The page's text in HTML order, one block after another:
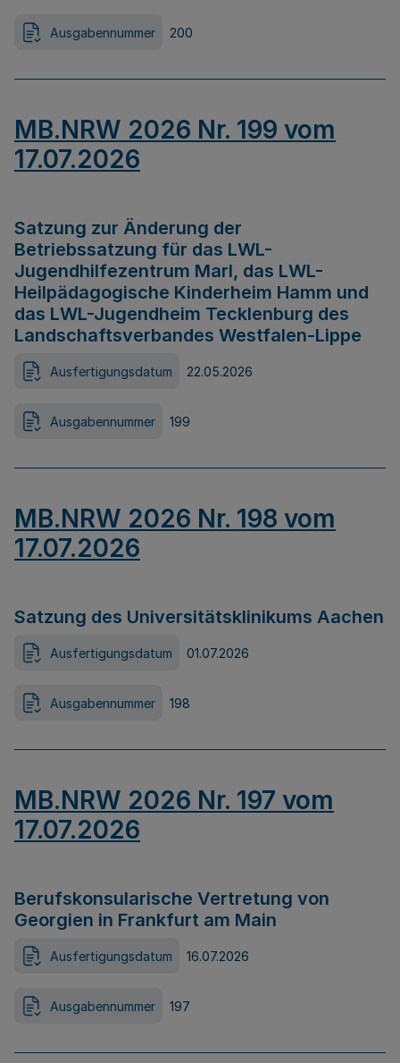
Ausgabennummer 200
MB.NRW 2026 Nr. 199 vom
17.07.2026
Satzung zur Änderung der
Betriebssatzung für das LWL-
Jugendhilfezentrum Marl, das LWL-
Heilpädagogische Kinderheim Hamm und
das LWL-Jugendheim Tecklenburg des
Landschaftsverbandes Westfalen-Lippe
Ausfertigungsdatum 22.05.2026
Ausgabennummer 199
MB.NRW 2026 Nr. 198 vom
17.07.2026
Satzung des Universitätsklinikums Aachen
Ausfertigungsdatum 01.07.2026
Ausgabennummer 198
MB.NRW 2026 Nr. 197 vom
17.07.2026
Berufskonsularische Vertretung von
Georgien in Frankfurt am Main
Ausfertigungsdatum 16.07.2026
Ausgabennummer 197